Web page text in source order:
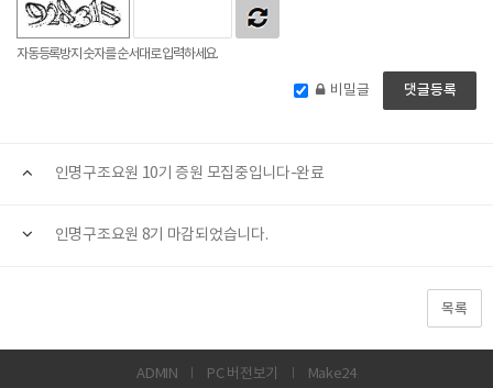
자동등록방지 숫자를 순서대로 입력하세요.
비밀글
인명구조요원 10기 증원 모집중입니다-완료
인명구조요원 8기 마감되었습니다.
목록
ADMIN PC 버전보기 Make24